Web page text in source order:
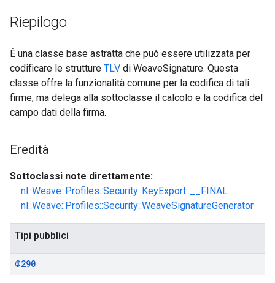
Riepilogo
È una classe base astratta che può essere utilizzata per
codificare le strutture TLV di WeaveSignature. Questa
classe offre la funzionalità comune per la codifica di tali
firme, ma delega alla sottoclasse il calcolo e la codifica del
campo dati della firma.
Eredità
Sottoclassi note direttamente:
nl::Weave::Profiles::Security::KeyExport::__FINAL
nl::Weave::Profiles::Security::WeaveSignatureGenerator
Tipi pubblici
@290